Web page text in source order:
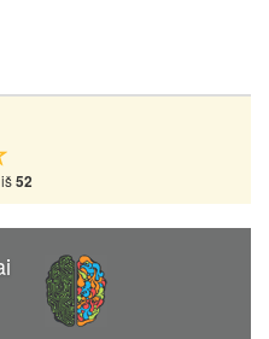
iš52